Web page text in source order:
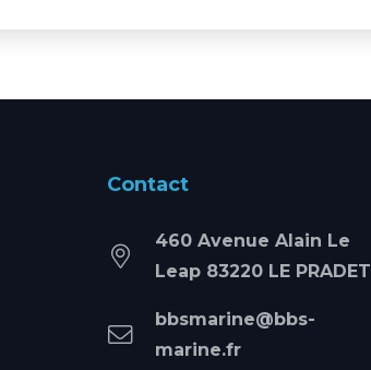
Contact
460 Avenue Alain Le
Leap 83220 LE PRADET
bbsmarine@bbs-
marine.fr